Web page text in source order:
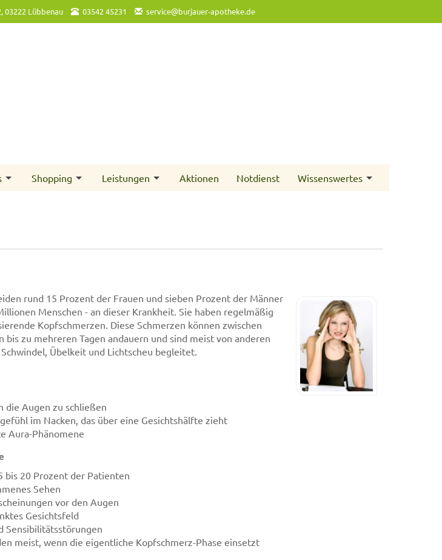
03222 Lübbenau 03542 45231 service@burjauer-apotheke.de
Shopping Leistungen Aktionen Notdienst Wissenswertes
rund 15 Prozent der Frauen und sieben Prozent der Männer
Menschen - an dieser Krankheit. Sie haben regelmäßig
Kopfschmerzen. Diese Schmerzen können zwischen
bis zu mehreren Tagen andauern und sind meist von anderen
Übelkeit und Lichtscheu begleitet.
die Augen zu schließen
im Nacken, das über eine Gesichtshälfte zieht
Aura-Phänomene
bis 20 Prozent der Patienten
Sehen
vor den Augen
Gesichtsfeld
Sensibilitätsstörungen
meist, wenn die eigentliche Kopfschmerz-Phase einsetzt